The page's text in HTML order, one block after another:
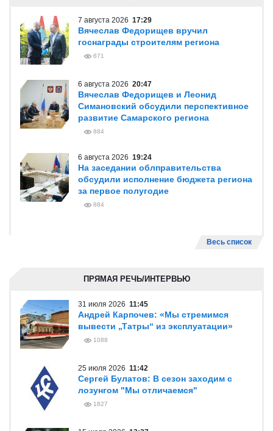
7 августа 2026 17:29
Вячеслав Федорищев вручил
госнаграды строителям региона
671
6 августа 2026 20:47
Вячеслав Федорищев и Леонид
Симановский обсудили перспективное
развитие Самарского региона
884
6 августа 2026 19:24
На заседании облправительства
обсудили исполнение бюджета региона
за первое полугодие
884
Весь список
ПРЯМАЯ РЕЧЬ/ИНТЕРВЬЮ
31 июля 2026 11:45
Андрей Карпочев: «Мы стремимся
вывести „Татры“ из эксплуатации»
1088
25 июля 2026 11:42
Сергей Булатов: В сезон заходим с
лозунгом "Мы отличаемся"
1827